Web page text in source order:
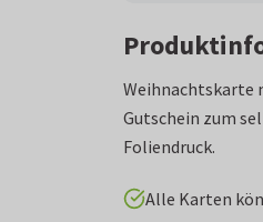
Weihnachtskarte
Gutschein zum
Foliendruck.
Alle Karten